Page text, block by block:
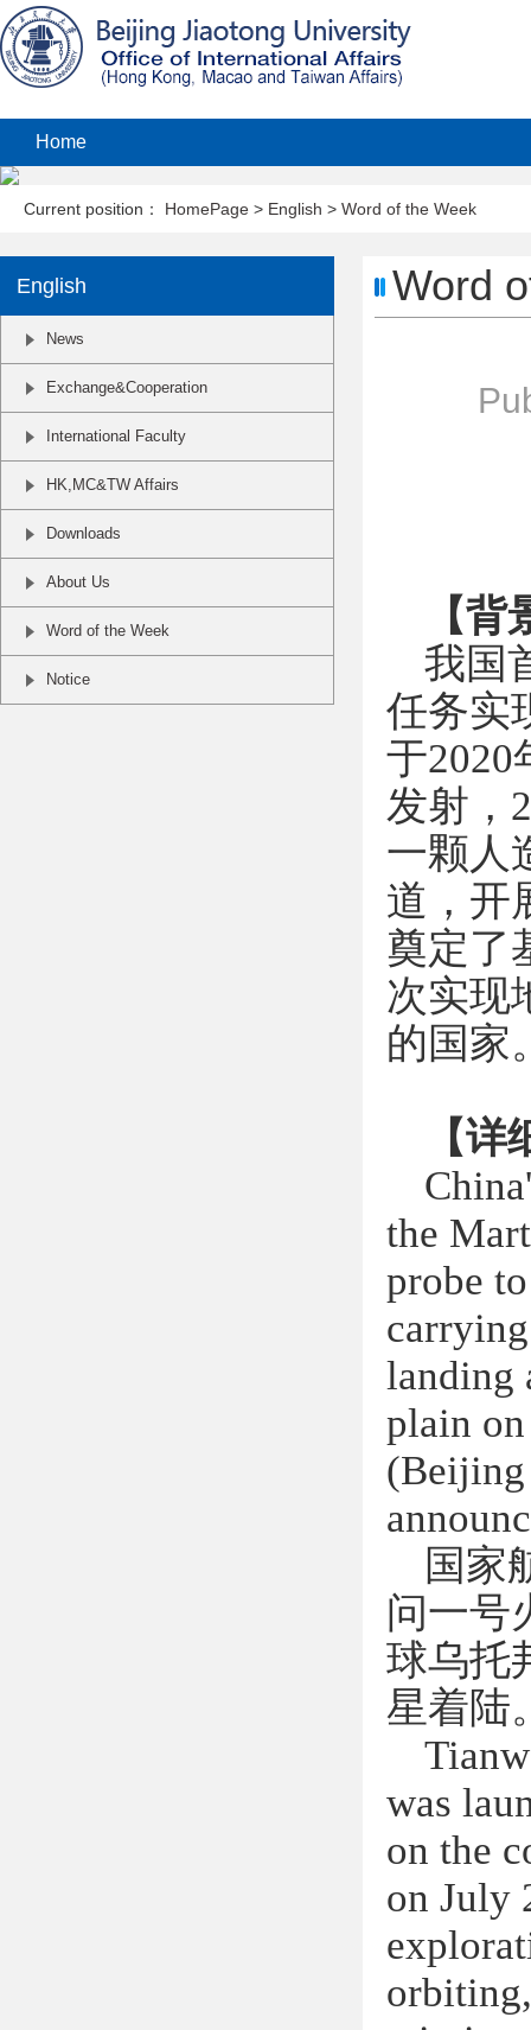
Home
Current position： HomePage > English > Word of the Week
English
News
Exchange&Cooperation
International Faculty
HK,MC&TW Affairs
Downloads
About Us
Word of the Week
Notice
Word
【
我国
任务实
于2020
发射，
一颗人
道，开
奠定了
次实现
的国家
【
the
probe
landing
plain
(Beijing
国家
问一号
球乌托
星着陆
was
on the
on July